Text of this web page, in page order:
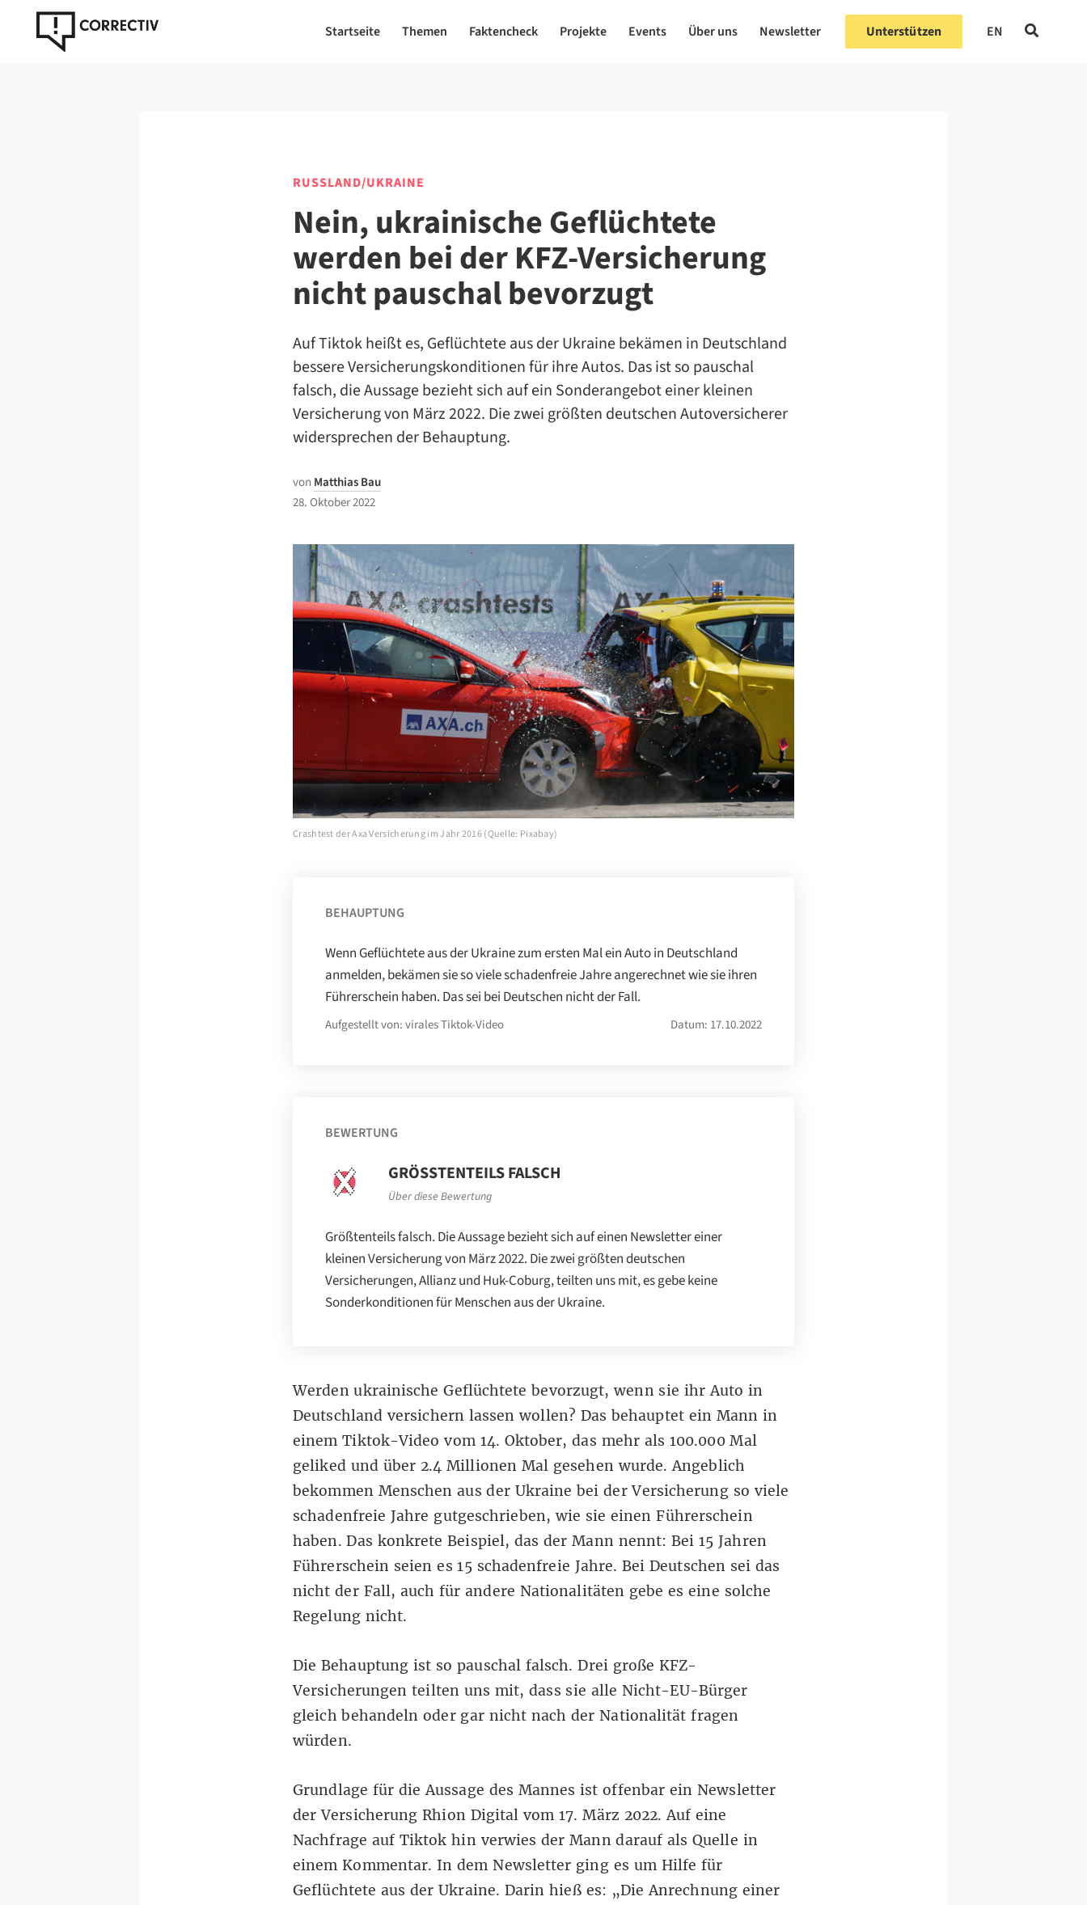
Startseite Themen Faktencheck Projekte Events Über uns Newsletter Unterstützen EN
RUSSLAND/UKRAINE
Nein, ukrainische Geflüchtete
werden bei der KFZ-Versicherung
nicht pauschal bevorzugt
Auf Tiktok heißt es, Geflüchtete aus der Ukraine bekämen in Deutschland
bessere Versicherungskonditionen für ihre Autos. Das ist so pauschal
falsch, die Aussage bezieht sich auf ein Sonderangebot einer kleinen
Versicherung von März 2022. Die zwei größten deutschen Autoversicherer
widersprechen der Behauptung.
von Matthias Bau
28. Oktober 2022
Crashtest der Axa Versicherung im Jahr 2016 (Quelle: Pixabay)
BEHAUPTUNG
Wenn Geflüchtete aus der Ukraine zum ersten Mal ein Auto in Deutschland
anmelden, bekämen sie so viele schadenfreie Jahre angerechnet wie sie ihren
Führerschein haben. Das sei bei Deutschen nicht der Fall.
Aufgestellt von: virales Tiktok-Video Datum: 17.10.2022
BEWERTUNG
GRÖSSTENTEILS FALSCH
Über diese Bewertung
Größtenteils falsch. Die Aussage bezieht sich auf einen Newsletter einer
kleinen Versicherung von März 2022. Die zwei größten deutschen
Versicherungen, Allianz und Huk-Coburg, teilten uns mit, es gebe keine
Sonderkonditionen für Menschen aus der Ukraine.
Werden ukrainische Geflüchtete bevorzugt, wenn sie ihr Auto in
Deutschland versichern lassen wollen? Das behauptet ein Mann in
einemTiktok-Video vom 14. Oktober, das mehr als 100.000 Mal
geliked und über 2.4 Millionen Mal gesehen wurde. Angeblich
bekommen Menschen aus der Ukraine bei der Versicherung so viele
schadenfreie Jahre gutgeschrieben, wie sie einen Führerschein
haben. Das konkrete Beispiel, das der Mann nennt: Bei 15 Jahren
Führerschein seien es 15 schadenfreie Jahre. Bei Deutschen sei das
nicht der Fall, auch für andere Nationalitäten gebe es eine solche
Regelung nicht.
Die Behauptung ist so pauschal falsch. Drei große KFZ-
Versicherungen teilten uns mit, dass sie alle Nicht-EU-Bürger
gleich behandeln oder gar nicht nach der Nationalität fragen
würden.
Grundlage für die Aussage des Mannes ist offenbar einNewsletter
der Versicherung Rhion Digital vom 17. März 2022. Auf eine
Nachfrage auf Tiktok hin verwies der Mann darauf als Quelle in
einem Kommentar. In dem Newsletter ging es um Hilfe für
Geflüchtete aus der Ukraine. Darin hieß es: „Die Anrechnung einer